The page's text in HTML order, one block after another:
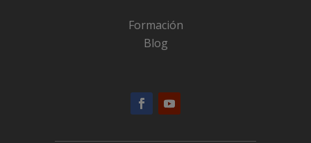
Formación
Blog